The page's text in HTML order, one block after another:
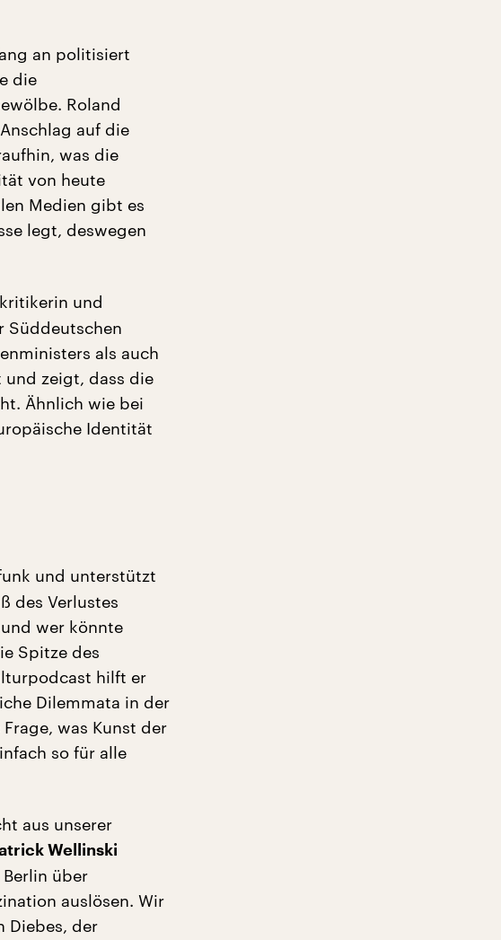
an politisiert
die
Roland
auf die
was die
von heute
Medien gibt es
legt, deswegen
und
Süddeutschen
als auch
und zeigt, dass die
Ähnlich wie bei
Identität
und unterstützt
des Verlustes
wer könnte
Spitze des
hilft er
Dilemmata in der
was Kunst der
so für alle
aus unserer
Wellinski
über
auslösen. Wir
Diebes, der